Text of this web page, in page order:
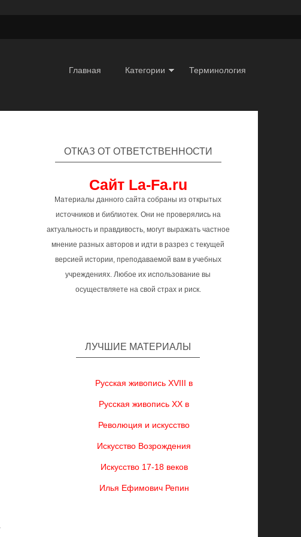
Главная Категории Терминология
ОТКАЗ ОТ ОТВЕТСТВЕННОСТИ
Сайт La-Fa.ru
Материалы данного сайта собраны из открытых
источников и библиотек. Они не проверялись на
актуальность и правдивость, могут выражать частное
мнение разных авторов и идти в разрез с текущей
версией истории, преподаваемой вам в учебных
учреждениях. Любое их использование вы
осуществляете на свой страх и риск.
ЛУЧШИЕ МАТЕРИАЛЫ
Русская живопись XVIII в
Русская живопись XX в
Революция и искусство
Искусство Возрождения
Искусство 17-18 веков
Илья Ефимович Репин